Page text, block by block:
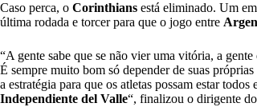
Caso perca, o Corinthians está eliminado. Um
última rodada e torcer para que o jogo entre
“A gente sabe que se não vier uma vitória, a
É sempre muito bom só depender de suas
a estratégia para que os atletas possam estar
Independiente del Valle“, finalizou o dirigente do